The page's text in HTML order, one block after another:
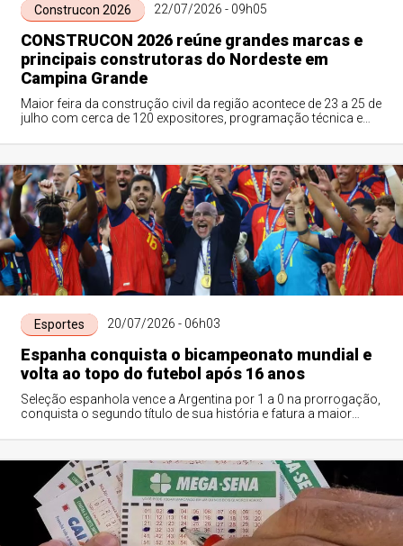
Construcon 2026 22/07/2026 - 09h05
CONSTRUCON 2026 reúne grandes marcas e
principais construtoras do Nordeste em
Campina Grande
Maior feira da construção civil da região acontece de 23 a 25 de
julho com cerca de 120 expositores, programação técnica e
Esportes 20/07/2026 - 06h03
Espanha conquista o bicampeonato mundial e
volta ao topo do futebol após 16 anos
Seleção espanhola vence a Argentina por 1 a 0 na prorrogação,
conquista o segundo título de sua história e fatura a maior